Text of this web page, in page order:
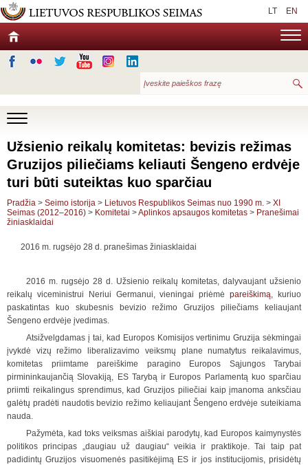
LT EN
Užsienio reikalų komitetas: bevizis režimas
Gruzijos piliečiams keliauti Šengeno erdvėje
turi būti suteiktas kuo sparčiau
Pradžia > Seimo istorija > Lietuvos Respublikos Seimas nuo 1990 m. > XI
Seimas (2012–2016) > Komitetai >Aplinkos apsaugos komitetas > Pranešimai
žiniasklaidai
2016 m. rugsėjo 28 d. pranešimas žiniasklaidai
2016 m. rugsėjo 28 d. Užsienio reikalų komitetas, dalyvaujant užsienio
reikalų viceministrui Neriui Germanui, vieningai priėmėpareiškimą, kuriuo
paskatintas kuo skubesnis bevizio režimo Gruzijos piliečiams keliaujant
Šengeno erdvėje įvedimas.
Atsižvelgdamas į tai, kad Europos Komisijos vertinimu Gruzija sėkmingai
įvykdė vizų režimo liberalizavimo veiksmų plane numatytus reikalavimus,
komitetas priimtame pareiškime paragino Europos Sąjungos Tarybai
pirmininkaujančią Slovakiją, ES Tarybą ir Europos Parlamentą kuo sparčiau
priimti reikalingus sprendimus, kad Gruzijos piliečiai kaip įmanoma anksčiau
galėtų pradėti naudotis bevizio režimo keliaujant Šengeno erdvėje suteikiama
nauda.
Pažymėta, kad toks veiksmas aiškiai parodytų, kad Europos kaimynystės
politikos principas „daugiau už daugiau“ veikia ir praktikoje. Tai taip pat
padidintų Gruzijos visuomenės pasitikėjimą ES ir jos institucijomis, prisidėtų